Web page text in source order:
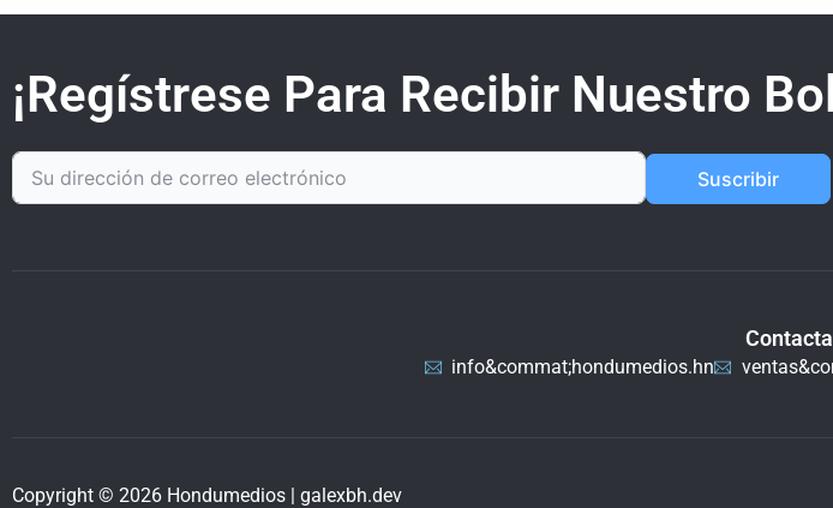
¡Regístrese Para Recibir Nuestro
Suscribir
info&commat;hondumedios.hn
Copyright © 2026 Hondumedios | galexbh.dev